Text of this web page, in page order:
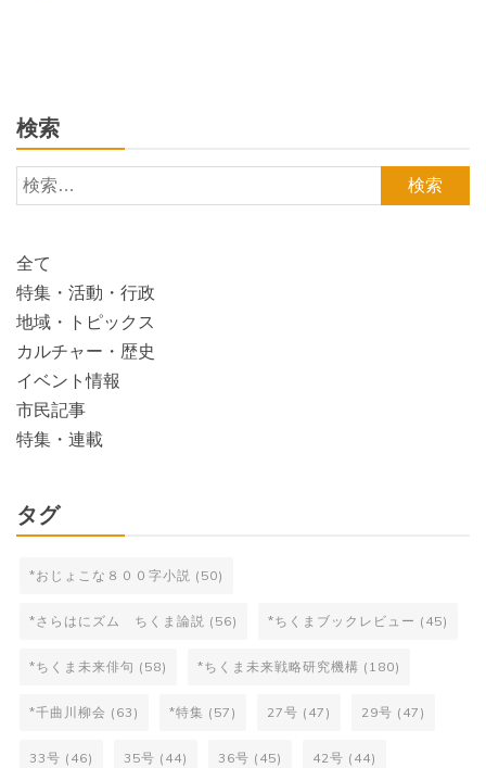
検索
検
索:
全て
特集・活動・行政
地域・トピックス
カルチャー・歴史
イベント情報
市民記事
特集・連載
タグ
*おじょこな８００字小説 (50)
*さらはにズム ちくま論説 (56) *ちくまブックレビュー (45)
*ちくま未来俳句 (58) *ちくま未来戦略研究機構 (180)
*千曲川柳会 (63) *特集 (57) 27号 (47) 29号 (47)
33号 (46) 35号 (44) 36号 (45) 42号 (44)